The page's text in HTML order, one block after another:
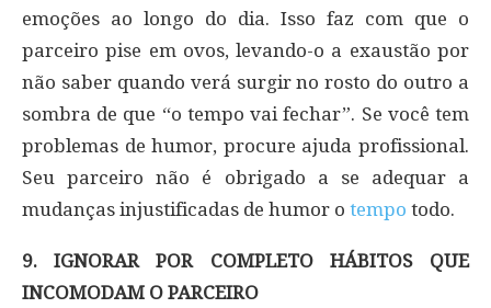
emoções ao longo do dia. Isso faz com que o
parceiro pise em ovos, levando-o a exaustão por
não saber quando verá surgir no rosto do outro a
sombra de que “o tempo vai fechar”. Se você tem
problemas de humor, procure ajuda profissional.
Seu parceiro não é obrigado a se adequar a
mudanças injustificadas de humor o tempo todo.
9. IGNORAR POR COMPLETO HÁBITOS QUE
INCOMODAM O PARCEIRO